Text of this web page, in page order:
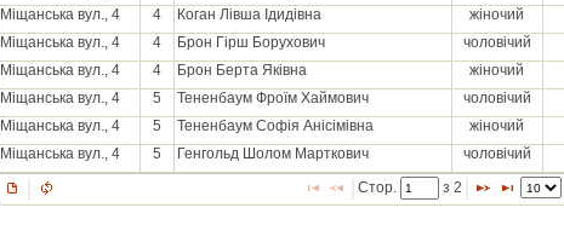
Міщанська вул., 4
4 Коган Лівша Ідидівна жіночий
Міщанська вул., 4
4 Брон Гірш Борухович чоловічий
Міщанська вул., 4
4 Брон Берта Яківна жіночий
Міщанська вул., 4
5 Тененбаум Фроїм Хаймович чоловічий
Міщанська вул., 4
5 Тененбаум Софія Анісімівна жіночий
Міщанська вул., 4
5 Генгольд Шолом Марткович чоловічий
Стор.
з 2